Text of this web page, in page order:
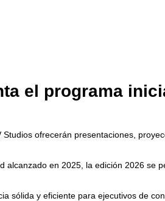
el programa
ofrecerán presentaciones,
alcanzado en 2025, la edición 2026
sólida y eficiente para ejecutivos de